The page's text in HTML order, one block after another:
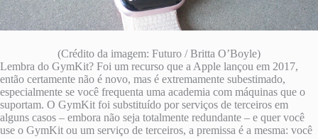
(Crédito da imagem: Futuro / Britta O’Boyle)
Lembra do GymKit? Foi um recurso que a Apple lançou em 2017,
então certamente não é novo, mas é extremamente subestimado,
especialmente se você frequenta uma academia com máquinas que o
suportam. O GymKit foi substituído por serviços de terceiros em
alguns casos – embora não seja totalmente redundante – e quer você
use o GymKit ou um serviço de terceiros, a premissa é a mesma: você